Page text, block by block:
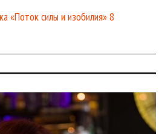
«Поток силы и изобилия» 8